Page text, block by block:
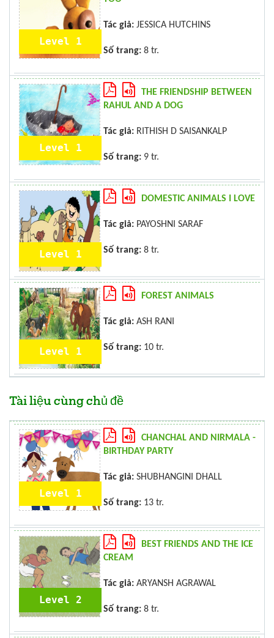
Level 1
Tác giả: JESSICA HUTCHINS
Số trang: 8 tr.
Level 1
THE FRIENDSHIP BETWEEN
RAHUL AND A DOG
Tác giả: RITHISH D SAISANKALP
Số trang: 9 tr.
Level 1
DOMESTIC ANIMALS I LOVE
Tác giả: PAYOSHNI SARAF
Số trang: 8 tr.
Level 1
FOREST ANIMALS
Tác giả: ASH RANI
Số trang: 10 tr.
Tài liệu cùng chủ đề
Level 1
CHANCHAL AND NIRMALA -
BIRTHDAY PARTY
Tác giả: SHUBHANGINI DHALL
Số trang: 13 tr.
Level 2
BEST FRIENDS AND THE ICE
CREAM
Tác giả: ARYANSH AGRAWAL
Số trang: 8 tr.